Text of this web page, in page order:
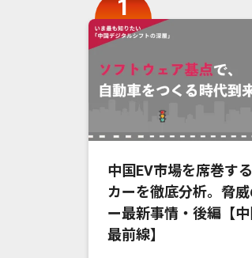
中国EV市場を席巻す
カーを徹底分析。脅
ー最新事情・後編【
最前線】